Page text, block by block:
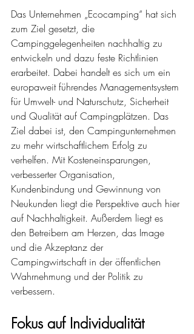
Das Unternehmen „Ecocamping“ hat sich
zum Ziel gesetzt, die
Campinggelegenheiten nachhaltig zu
entwickeln und dazu feste Richtlinien
erarbeitet. Dabei handelt es sich um ein
europaweit führendes Managementsystem
für Umwelt- und Naturschutz, Sicherheit
und Qualität auf Campingplätzen. Das
Ziel dabei ist, den Campingunternehmen
zu mehr wirtschaftlichem Erfolg zu
verhelfen. Mit Kosteneinsparungen,
verbesserter Organisation,
Kundenbindung und Gewinnung von
Neukunden liegt die Perspektive auch hier
auf Nachhaltigkeit. Außerdem liegt es
den Betreibern am Herzen, das Image
und die Akzeptanz der
Campingwirtschaft in der öffentlichen
Wahrnehmung und der Politik zu
verbessern.
Fokus auf Individualität